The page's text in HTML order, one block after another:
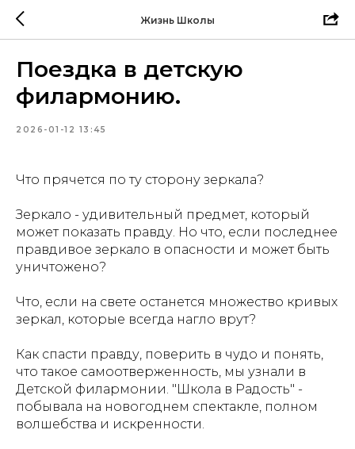
Жизнь Школы
Поездка в детскую
филармонию.
2026-01-12 13:45
Что прячется по ту сторону зеркала?
Зеркало - удивительный предмет, который
может показать правду. Но что, если последнее
правдивое зеркало в опасности и может быть
уничтожено?
Что, если на свете останется множество кривых
зеркал, которые всегда нагло врут?
Как спасти правду, поверить в чудо и понять,
что такое самоотверженность, мы узнали в
Детской филармонии. "Школа в Радость" -
побывала на новогоднем спектакле, полном
волшебства и искренности.